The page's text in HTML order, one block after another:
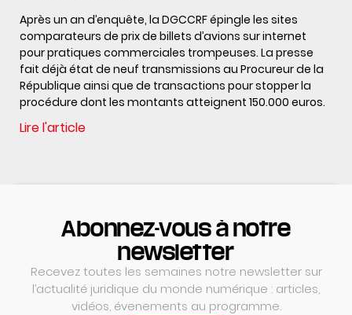
Après un an d’enquête, la DGCCRF épingle les sites
comparateurs de prix de billets d’avions sur internet
pour pratiques commerciales trompeuses. La presse
fait déjà état de neuf transmissions au Procureur de la
République ainsi que de transactions pour stopper la
procédure dont les montants atteignent 150.000 euros.
Lire l'article
Abonnez-vous à notre
newsletter
Recevez toutes les semaines notre newsletter sur
l’actualité juridique du monde numérique : articles,
vidéos, évenements au programme.